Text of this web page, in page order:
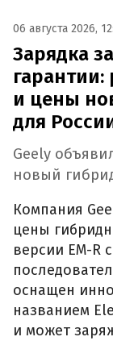
06 августа 2026,
Зарядка
и цены
для
Geely
новый
Компания
цены
версии EM-R
оснащен
названием
и может